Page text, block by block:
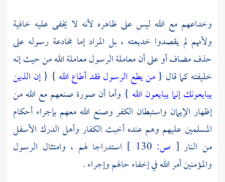
وخداعهم مع الله ليس على ظاهره لأنه لا يخفى عليه خافية
ولأنهم لم يقصدوا خديعته ، بل المراد إما مخادعة رسوله على
حذف مضاف أو على أن معاملة الرسول معاملة الله من حيث إنه
خليفته كما قال {من يطع الرسول فقد أطاع الله} {إن الذين
يبايعونك إنما يبايعون الله } وأما أن صورة صنعهم مع الله من
إظهار الإيمان واستبطان الكفر وصنع الله معهم بإجراء أحكام
المسلمين عليهم وهم عنده أخبث الكفار وأهل الدرك الأسفل
من النار [ ص:
استدراجا لهم ، وامتثال الرسول
والمؤمنين أمر الله في إخفاء حالهم وإجراء .